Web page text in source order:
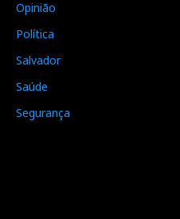
Opinião
Política
Salvador
Saúde
Segurança